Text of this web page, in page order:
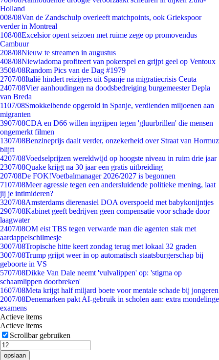
Holland
008/08Van de Zandschulp overleeft matchpoints, ook Griekspoor
verder in Montreal
108/08Excelsior opent seizoen met ruime zege op promovendus
Cambuur
208/08Nieuw te streamen in augustus
408/08Niewiadoma profiteert van pokerspel en grijpt geel op Ventoux
3508/08Random Pics van de Dag #1979
2707/08Italië hindert reizigers uit Spanje na migratiecrisis Ceuta
2407/08Vier aanhoudingen na doodsbedreiging burgemeester Depla
van Breda
1107/08Smokkelbende opgerold in Spanje, verdienden miljoenen aan
migranten
3907/08CDA en D66 willen ingrijpen tegen 'gluurbrillen' die mensen
ongemerkt filmen
1307/08Benzineprijs daalt verder, onzekerheid over Straat van Hormuz
blijft
4207/08Voedselprijzen wereldwijd op hoogste niveau in ruim drie jaar
2307/08Quake krijgt na 30 jaar een gratis uitbreiding
207/08De FOK!Voetbalmanager 2026/2027 is begonnen
7107/08Meer agressie tegen een andersluidende politieke mening, laat
jij je intimideren?
3207/08Amsterdams dierenasiel DOA overspoeld met babykonijntjes
2907/08Kabinet geeft bedrijven geen compensatie voor schade door
laagwater
2407/08OM eist TBS tegen verwarde man die agenten stak met
aardappelschilmesje
3007/08Tropische hitte keert zondag terug met lokaal 32 graden
3007/08Trump grijpt weer in op automatisch staatsburgerschap bij
geboorte in VS
5707/08Dikke Van Dale neemt 'vulvalippen' op: 'stigma op
schaamlippen doorbreken'
1607/08Meta krijgt half miljard boete voor mentale schade bij jongeren
2007/08Denemarken pakt AI-gebruik in scholen aan: extra mondelinge
examens
Actieve items
Actieve items
Scrollbar gebruiken
opslaan